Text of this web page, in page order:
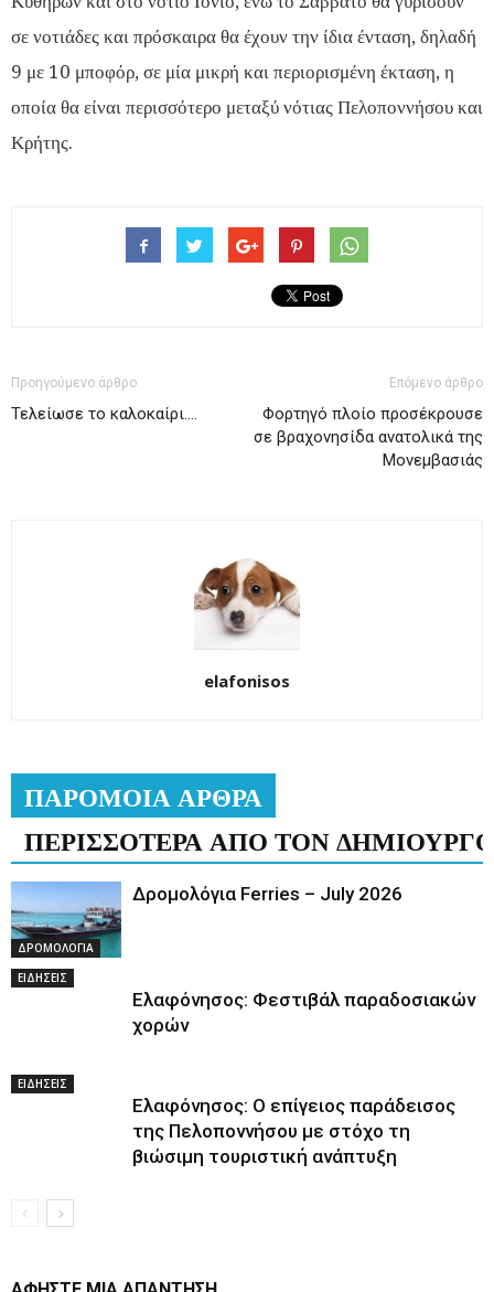
σε νοτιάδες και πρόσκαιρα θα έχουν την ίδια ένταση, δηλαδή
9 με 10 μποφόρ, σε μία μικρή και περιορισμένη έκταση, η
οποία θα είναι περισσότερο μεταξύ νότιας Πελοποννήσου και
Κρήτης.
Προηγούμενο άρθρο
Τελείωσε το καλοκαίρι….
Επόμενο άρθρο
Φορτηγό πλοίο προσέκρουσε
σε βραχονησίδα ανατολικά της
Μονεμβασιάς
elafonisos
ΠΑΡΟΜΟΙΑ ΑΡΘΡΑ
ΠΕΡΙΣΣΟΤΕΡΑ ΑΠΟ ΤΟΝ ΔΗΜΙΟΥΡΓΟ
ΔΡΟΜΟΛΟΓΙΑ
Δρομολόγια Ferries – July 2026
ΕΙΔΗΣΕΙΣ
Ελαφόνησος: Φεστιβάλ παραδοσιακών
χορών
ΕΙΔΗΣΕΙΣ
Ελαφόνησος: Ο επίγειος παράδεισος
της Πελοποννήσου με στόχο τη
βιώσιμη τουριστική ανάπτυξη